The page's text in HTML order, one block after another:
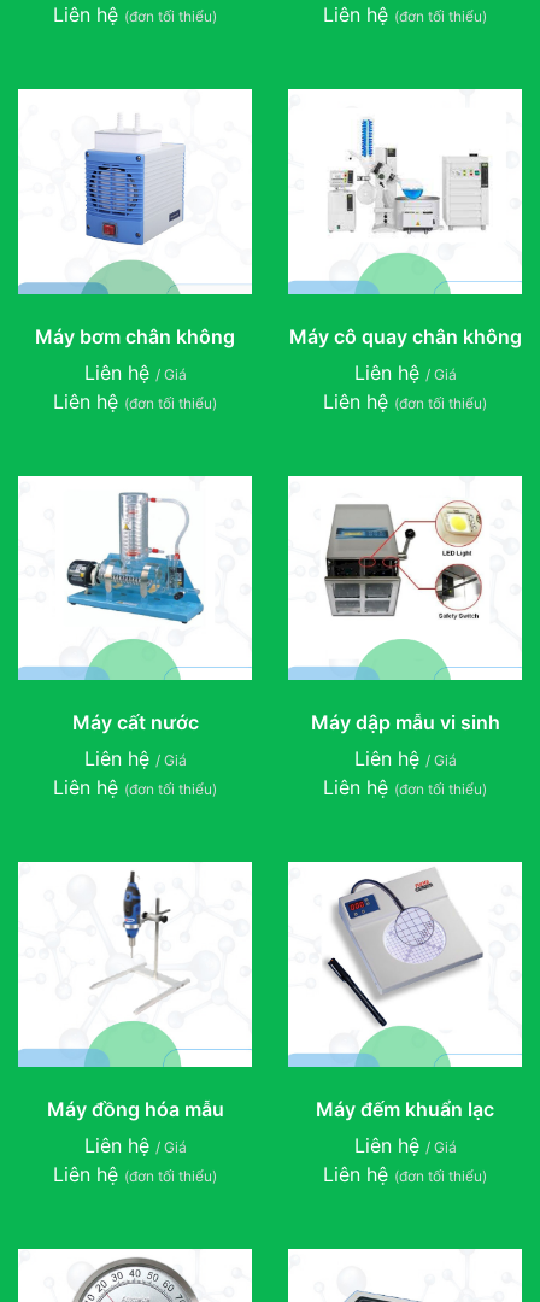
Liên hệ (đơn tối thiểu) Liên hệ (đơn tối thiểu)
Máy bơm chân không
Liên hệ / Giá
Liên hệ (đơn tối thiểu)
Máy cô quay chân không
Liên hệ / Giá
Liên hệ (đơn tối thiểu)
Máy cất nước
Liên hệ / Giá
Liên hệ (đơn tối thiểu)
Máy dập mẫu vi sinh
Liên hệ / Giá
Liên hệ (đơn tối thiểu)
Máy đồng hóa mẫu
Liên hệ / Giá
Liên hệ (đơn tối thiểu)
Máy đếm khuẩn lạc
Liên hệ / Giá
Liên hệ (đơn tối thiểu)